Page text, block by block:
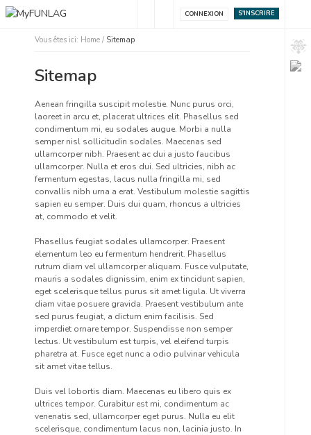
S'INSCRIRE
CONNEXION
Vous êtes ici: Home / Sitemap
Sitemap
Aenean fringilla suscipit molestie. Nunc purus orci,
laoreet in arcu et, placerat ultrices elit. Phasellus sed
condimentum mi, eu sodales augue. Morbi a nulla
semper nisl sollicitudin sodales. Maecenas sed
ullamcorper nibh. Praesent ac dui a justo faucibus
ullamcorper. Nulla et eros dui. Sed ultricies, nibh ac
fermentum egestas, lacus nulla fringilla mi, sed
convallis nibh urna a erat. Vestibulum molestie sagittis
sapien eu semper. Duis dui quam, rhoncus a ultricies
at, commodo et velit.
Phasellus feugiat sodales ullamcorper. Praesent
elementum leo eu fermentum hendrerit. Phasellus
rutrum diam vel ullamcorper aliquam. Fusce vulputate,
mauris a sodales dignissim, enim ex tincidunt sapien,
eget scelerisque tellus purus sit amet ligula. Ut viverra
diam vitae posuere gravida. Praesent vestibulum ante
sed purus feugiat, a dictum enim facilisis. Sed
imperdiet ornare tempor. Suspendisse non semper
lectus. Ut vestibulum est turpis, vel eleifend turpis
pharetra at. Fusce eget nunc a odio pulvinar vehicula
sit amet vitae tellus.
Duis vel lobortis diam. Maecenas eu libero quis ex
ultrices tempor. Curabitur est mi, condimentum ac
venenatis sed, ullamcorper eget purus. Nulla eu elit
scelerisque, condimentum lacus non, lacinia justo. In